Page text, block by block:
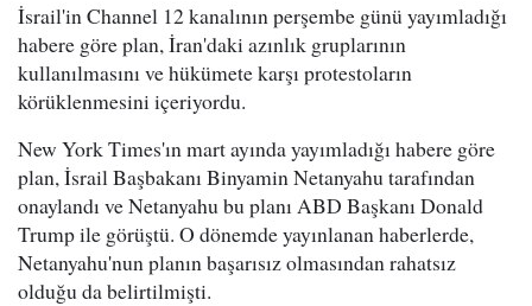
İsrail'in Channel 12 kanalının perşembe günü yayımladığı
habere göre plan, İran'daki azınlık gruplarının
kullanılmasını ve hükümete karşı protestoların
körüklenmesini içeriyordu.
New York Times'ın mart ayında yayımladığı habere göre
plan, İsrail Başbakanı Binyamin Netanyahu tarafından
onaylandı ve Netanyahu bu planı ABD Başkanı Donald
Trump ile görüştü. O dönemde yayınlanan haberlerde,
Netanyahu'nun planın başarısız olmasından rahatsız
olduğu da belirtilmişti.